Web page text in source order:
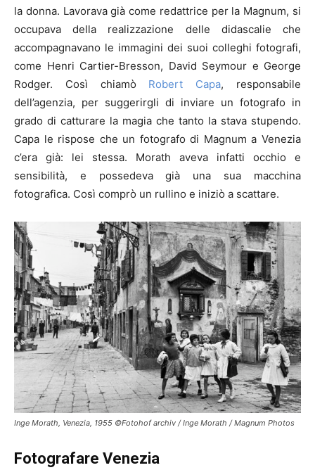
la donna. Lavorava già come redattrice per la Magnum, si
occupava della realizzazione delle didascalie che
accompagnavano le immagini dei suoi colleghi fotografi,
come Henri Cartier-Bresson, David Seymour e George
Rodger. Così chiamò Robert Capa, responsabile
dell’agenzia, per suggerirgli di inviare un fotografo in
grado di catturare la magia che tanto la stava stupendo.
Capa le rispose che un fotografo di Magnum a Venezia
c’era già: lei stessa. Morath aveva infatti occhio e
sensibilità, e possedeva già una sua macchina
fotografica. Così comprò un rullino e iniziò a scattare.
Inge Morath, Venezia, 1955 ©Fotohof archiv / Inge Morath / Magnum Photos
Fotografare Venezia